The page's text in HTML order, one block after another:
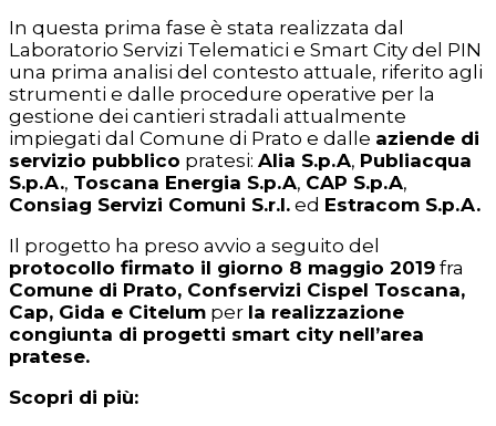
In questa prima fase è stata realizzata dal
Laboratorio Servizi Telematici e Smart City del PIN
una prima analisi del contesto attuale, riferito agli
strumenti e dalle procedure operative per la
gestione dei cantieri stradali attualmente
impiegati dal Comune di Prato e dalle aziende di
servizio pubblico pratesi: Alia S.p.A, Publiacqua
S.p.A., Toscana Energia S.p.A, CAP S.p.A,
Consiag Servizi Comuni S.r.l. ed Estracom S.p.A.
Il progetto ha preso avvio a seguito del
protocollo firmato il giorno 8 maggio 2019 fra
Comune di Prato, Confservizi Cispel Toscana,
Cap, Gida e Citelum per la realizzazione
congiunta di progetti smart city nell’area
pratese.
Scopri di più: